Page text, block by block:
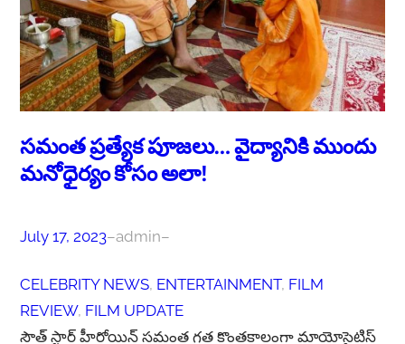
సమంత ప్రత్యేక పూజలు… వైద్యానికి ముందు
మనోధైర్యం కోసం అలా!
July 17, 2023–admin–
CELEBRITY NEWS, ENTERTAINMENT, FILM
REVIEW, FILM UPDATE
సౌత్ స్టార్ హీరోయిన్ సమంత గత కొంతకాలంగా మాయోసైటిస్